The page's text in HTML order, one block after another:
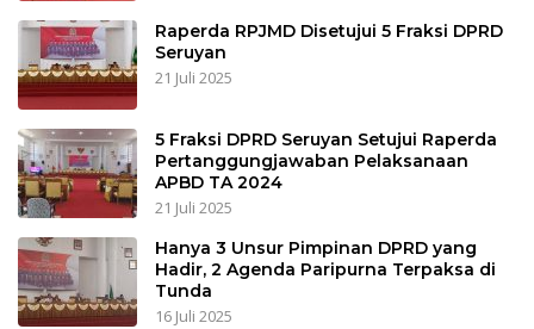
Raperda RPJMD Disetujui 5 Fraksi DPRD
Seruyan
21 Juli 2025
5 Fraksi DPRD Seruyan Setujui Raperda
Pertanggungjawaban Pelaksanaan
APBD TA 2024
21 Juli 2025
Hanya 3 Unsur Pimpinan DPRD yang
Hadir, 2 Agenda Paripurna Terpaksa di
Tunda
16 Juli 2025